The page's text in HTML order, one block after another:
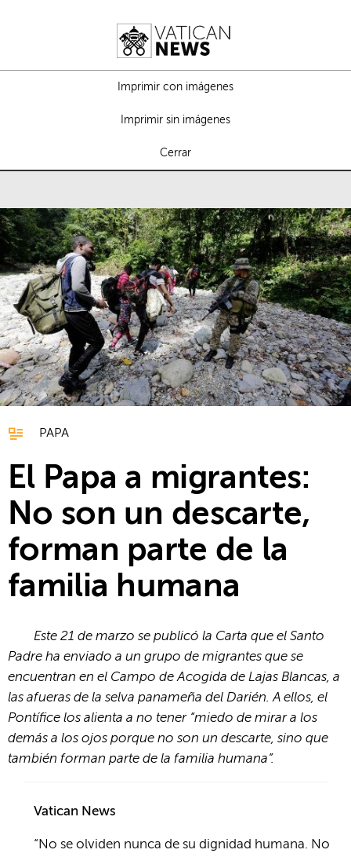
Imprimir con imágenes
Imprimir sin imágenes
Cerrar
PAPA
El Papa a migrantes:
No son un descarte,
forman parte de la
familia humana
Este 21 de marzo se publicó la Carta que el Santo
Padre ha enviado a un grupo de migrantes que se
encuentran en el Campo de Acogida de Lajas Blancas, a
las afueras de la selva panameña del Darién. A ellos, el
Pontífice los alienta a no tener “miedo de mirar a los
demás a los ojos porque no son un descarte, sino que
también forman parte de la familia humana”.
Vatican News
“No se olviden nunca de su dignidad humana. No